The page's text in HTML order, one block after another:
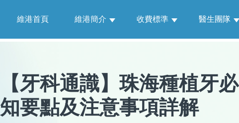
維港首頁 維港簡介 收費標準 醫生團隊
【牙科通識】珠海種植牙必
知要點及注意事項詳解